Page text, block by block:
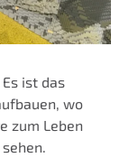
ist das
wo
zum Leben